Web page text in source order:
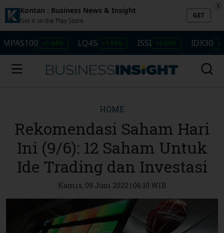
Kontan : Business News & Insight
Get it on the Play Store
GET
X
+1.44% LQ45 +1.51% ISSI +1.02% IDX30 +1.47%
HOME
Rekomendasi Saham Hari
Ini (9/6): 12 Saham Untuk
Ide Trading dan Investasi
Kamis, 09 Juni 2022 | 06:10 WIB